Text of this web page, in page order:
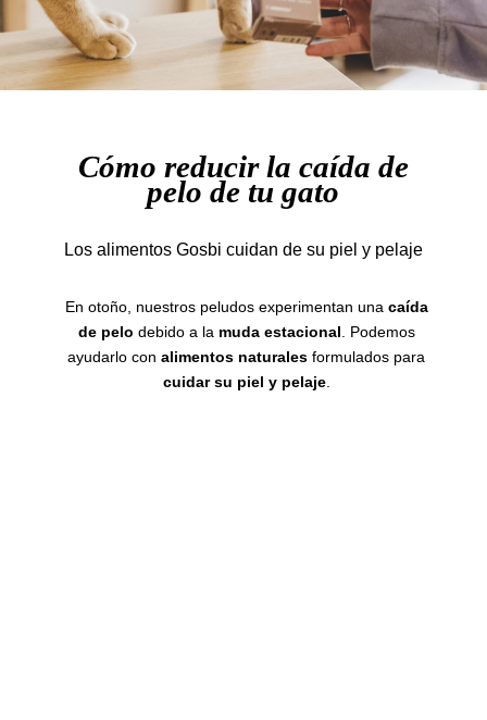
Cómo reducir la caída de
pelo de tu gato
Los alimentos Gosbi cuidan de su piel y pelaje
En otoño, nuestros peludos experimentan una caída
de pelo debido a la muda estacional . Podemos
ayudarlo conalimentos naturales formulados para
cuidar su piel y pelaje.